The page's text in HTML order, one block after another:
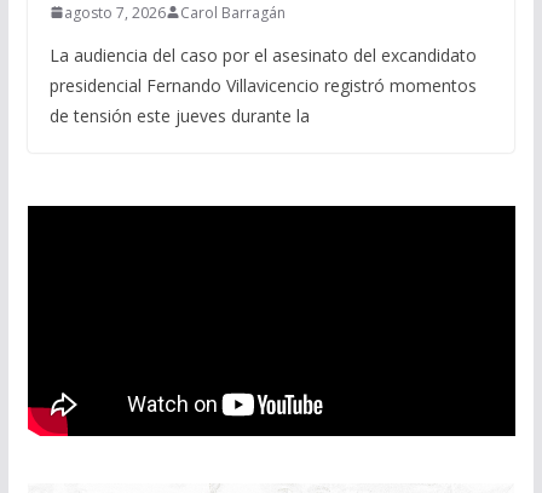
agosto 7, 2026 Carol Barragán
La audiencia del caso por el asesinato del excandidato
presidencial Fernando Villavicencio registró momentos
de tensión este jueves durante la